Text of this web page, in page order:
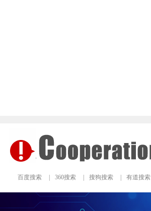
百度搜索 360搜索 搜狗搜索 有道搜索